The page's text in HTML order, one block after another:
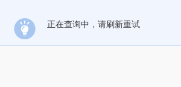
正在查询中，请刷新重试